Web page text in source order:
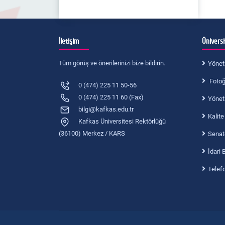
İletişim
Tüm görüş ve önerilerinizi bize bildirin.
0 (474) 225 11 50-56
0 (474) 225 11 60 (Fax)
bilgi@kafkas.edu.tr
Kafkas Üniversitesi Rektörlüğü
(36100) Merkez / KARS
İdari